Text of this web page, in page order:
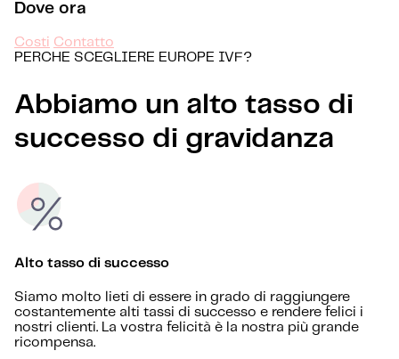
Dove ora
Costi Contatto
PERCHE SCEGLIERE EUROPE IVF?
Abbiamo un alto tasso di
successo di gravidanza
Alto tasso di successo
Siamo molto lieti di essere in grado di raggiungere
costantemente alti tassi di successo e rendere felici i
nostri clienti. La vostra felicità è la nostra più grande
ricompensa.